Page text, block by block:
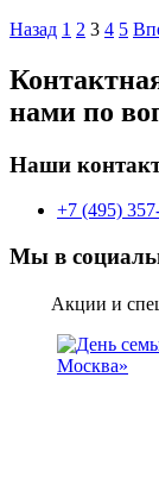
Назад 1 2 3 4 5
нами по
Наши
+7 (495)
Мы в
Акции и